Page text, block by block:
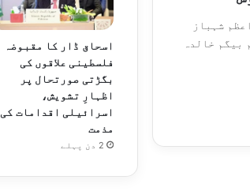
شہباز
بیگم خالدہ
اسحاق ڈار کا مقبوضہ
فلسطینی علاقوں کی
بگڑتی صورتحال پر
اظہارِ تشویش،
اسرائیلی اقدامات کی
مذمت
2 دن پہلے